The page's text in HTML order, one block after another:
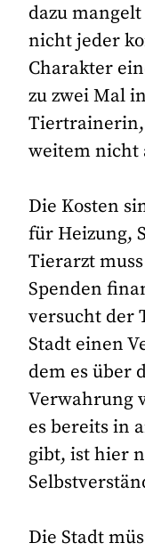
dazu
nicht jeder
Charakter
zu zwei Mal
Tiertrainerin,
weitem nicht
Die Kosten
für Heizung,
Tierarzt
Spenden
versucht der
Stadt einen
dem es über
Verwahrung
es bereits in
gibt, ist hier
Die Stadt